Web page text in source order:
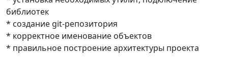
библиотек
* создание git-репозитория
* корректное именование объектов
* правильное построение архитектуры проекта